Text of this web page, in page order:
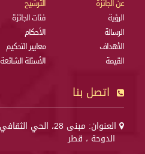
عن الجائزة
الرؤية
الرسالة
الأهداف
القيمة
الترشيح
فئات الجائزة
الأحكام
معايير التحكيم
الأسئلة الشائعة
اتصل بنا
العنوان: مبنى 28، الحي الثقافي (كتارا)،
الدوحة ، قطر